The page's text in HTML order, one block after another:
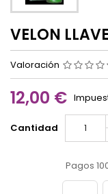
VELON
Valoración
12,00 €
Cantidad
Pagos